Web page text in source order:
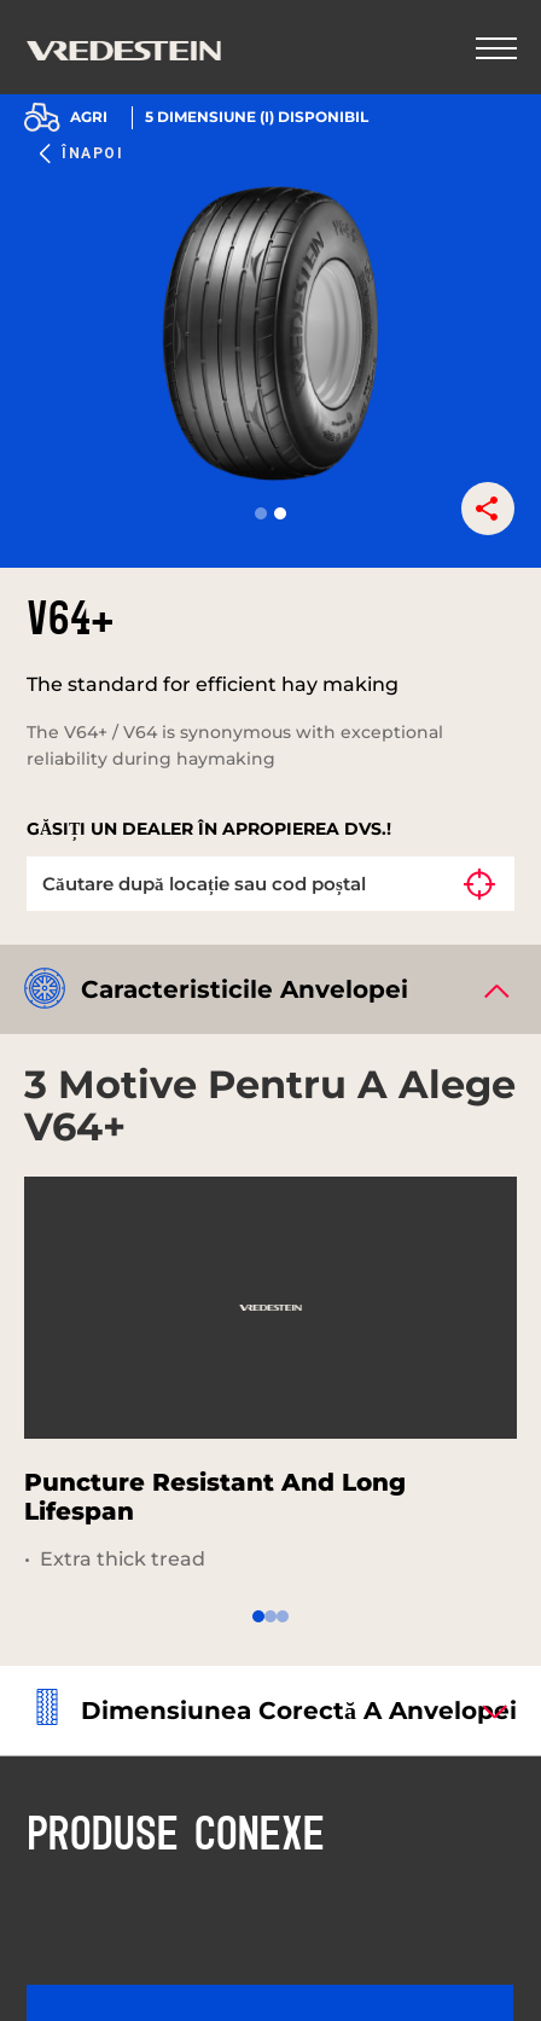
ÎNAPOI
AGRI 5 DIMENSIUNE (I) DISPONIBIL
V64+
The standard for efficient hay making
The V64+ / V64 is synonymous with exceptional
reliability during haymaking
GĂSIȚI UN DEALER ÎN APROPIEREA DVS.!
Caracteristicile Anvelopei
3 Motive Pentru A Alege
V64+
Puncture Resistant And Long
Lifespan
Extra thick tread
Dimensiunea Corectă A Anvelopei
PRODUSE CONEXE